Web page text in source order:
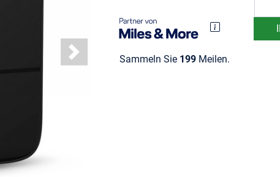
Next Sammeln Sie 199Meilen.